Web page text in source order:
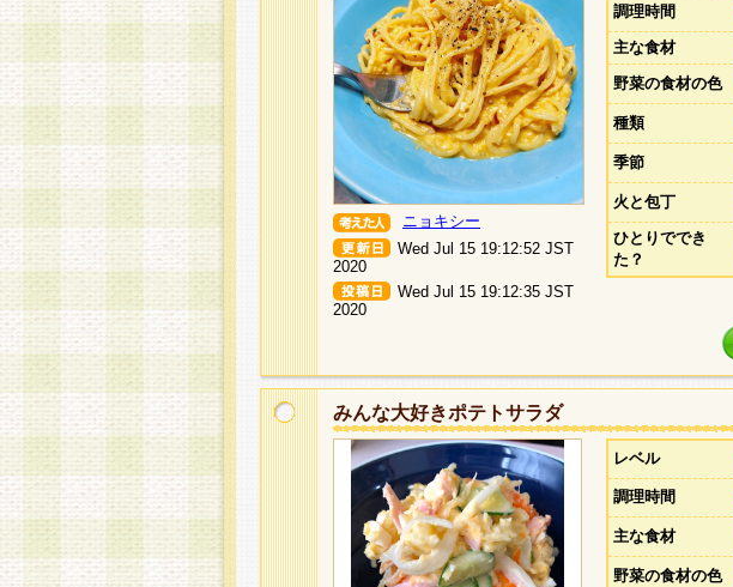
ニョキシー
Wed Jul 15 19:12:52 JST
2020
Wed Jul 15 19:12:35 JST
2020
調理時間
主な食材
野菜の食材の色
種類
季節
火と包丁
ひとりででき
た？
みんな大好きポテトサラダ
レベル
調理時間
主な食材
野菜の食材の色